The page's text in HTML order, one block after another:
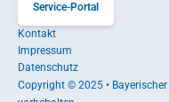
Service-Portal
Kontakt
Impressum
Datenschutz
Copyright © 2025 • Bayerischer